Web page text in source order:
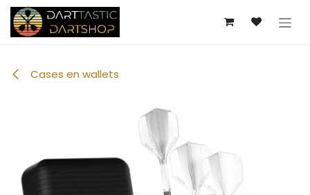
Overslaan naar inhoud
Cases en wallets